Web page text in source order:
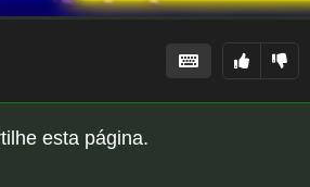
esta página.